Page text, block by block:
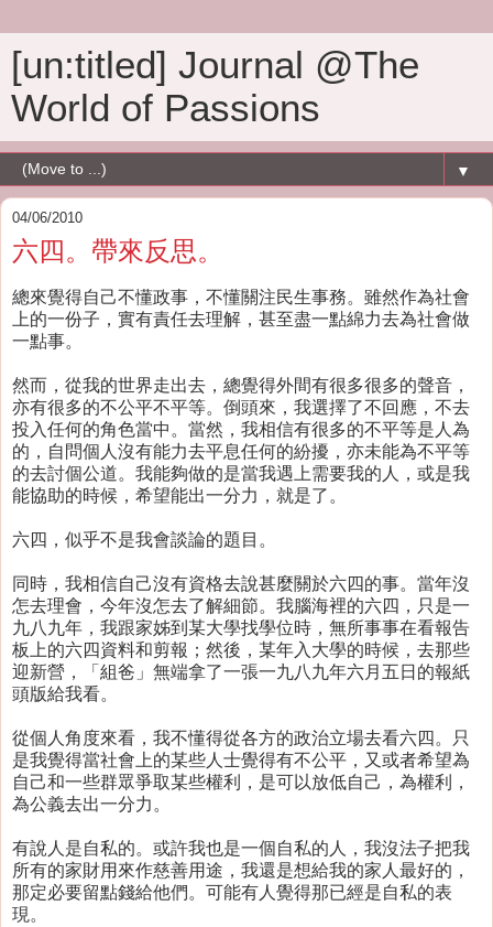
[un:titled] Journal @The
World of Passions
▼
04/06/2010
六四。帶來反思。
總來覺得自己不懂政事，不懂關注民生事務。雖然作為社會
上的一份子，實有責任去理解，甚至盡一點綿力去為社會做
一點事。
然而，從我的世界走出去，總覺得外間有很多很多的聲音，
亦有很多的不公平不平等。倒頭來，我選擇了不回應，不去
投入任何的角色當中。當然，我相信有很多的不平等是人為
的，自問個人沒有能力去平息任何的紛擾，亦未能為不平等
的去討個公道。我能夠做的是當我遇上需要我的人，或是我
能協助的時候，希望能出一分力，就是了。
六四，似乎不是我會談論的題目。
同時，我相信自己沒有資格去說甚麼關於六四的事。當年沒
怎去理會，今年沒怎去了解細節。我腦海裡的六四，只是一
九八九年，我跟家姊到某大學找學位時，無所事事在看報告
板上的六四資料和剪報；然後，某年入大學的時候，去那些
迎新營，「組爸」無端拿了一張一九八九年六月五日的報紙
頭版給我看。
從個人角度來看，我不懂得從各方的政治立場去看六四。只
是我覺得當社會上的某些人士覺得有不公平，又或者希望為
自己和一些群眾爭取某些權利，是可以放低自己，為權利，
為公義去出一分力。
有說人是自私的。或許我也是一個自私的人，我沒法子把我
所有的家財用來作慈善用途，我還是想給我的家人最好的，
那定必要留點錢給他們。可能有人覺得那已經是自私的表
現。